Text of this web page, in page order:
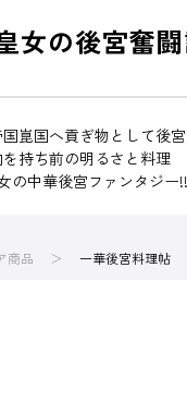
女の後宮奮
国へ貢ぎ物として後
持ち前の明るさと料理
の中華後宮ファンタジー!!
商品 一華後宮料理帖